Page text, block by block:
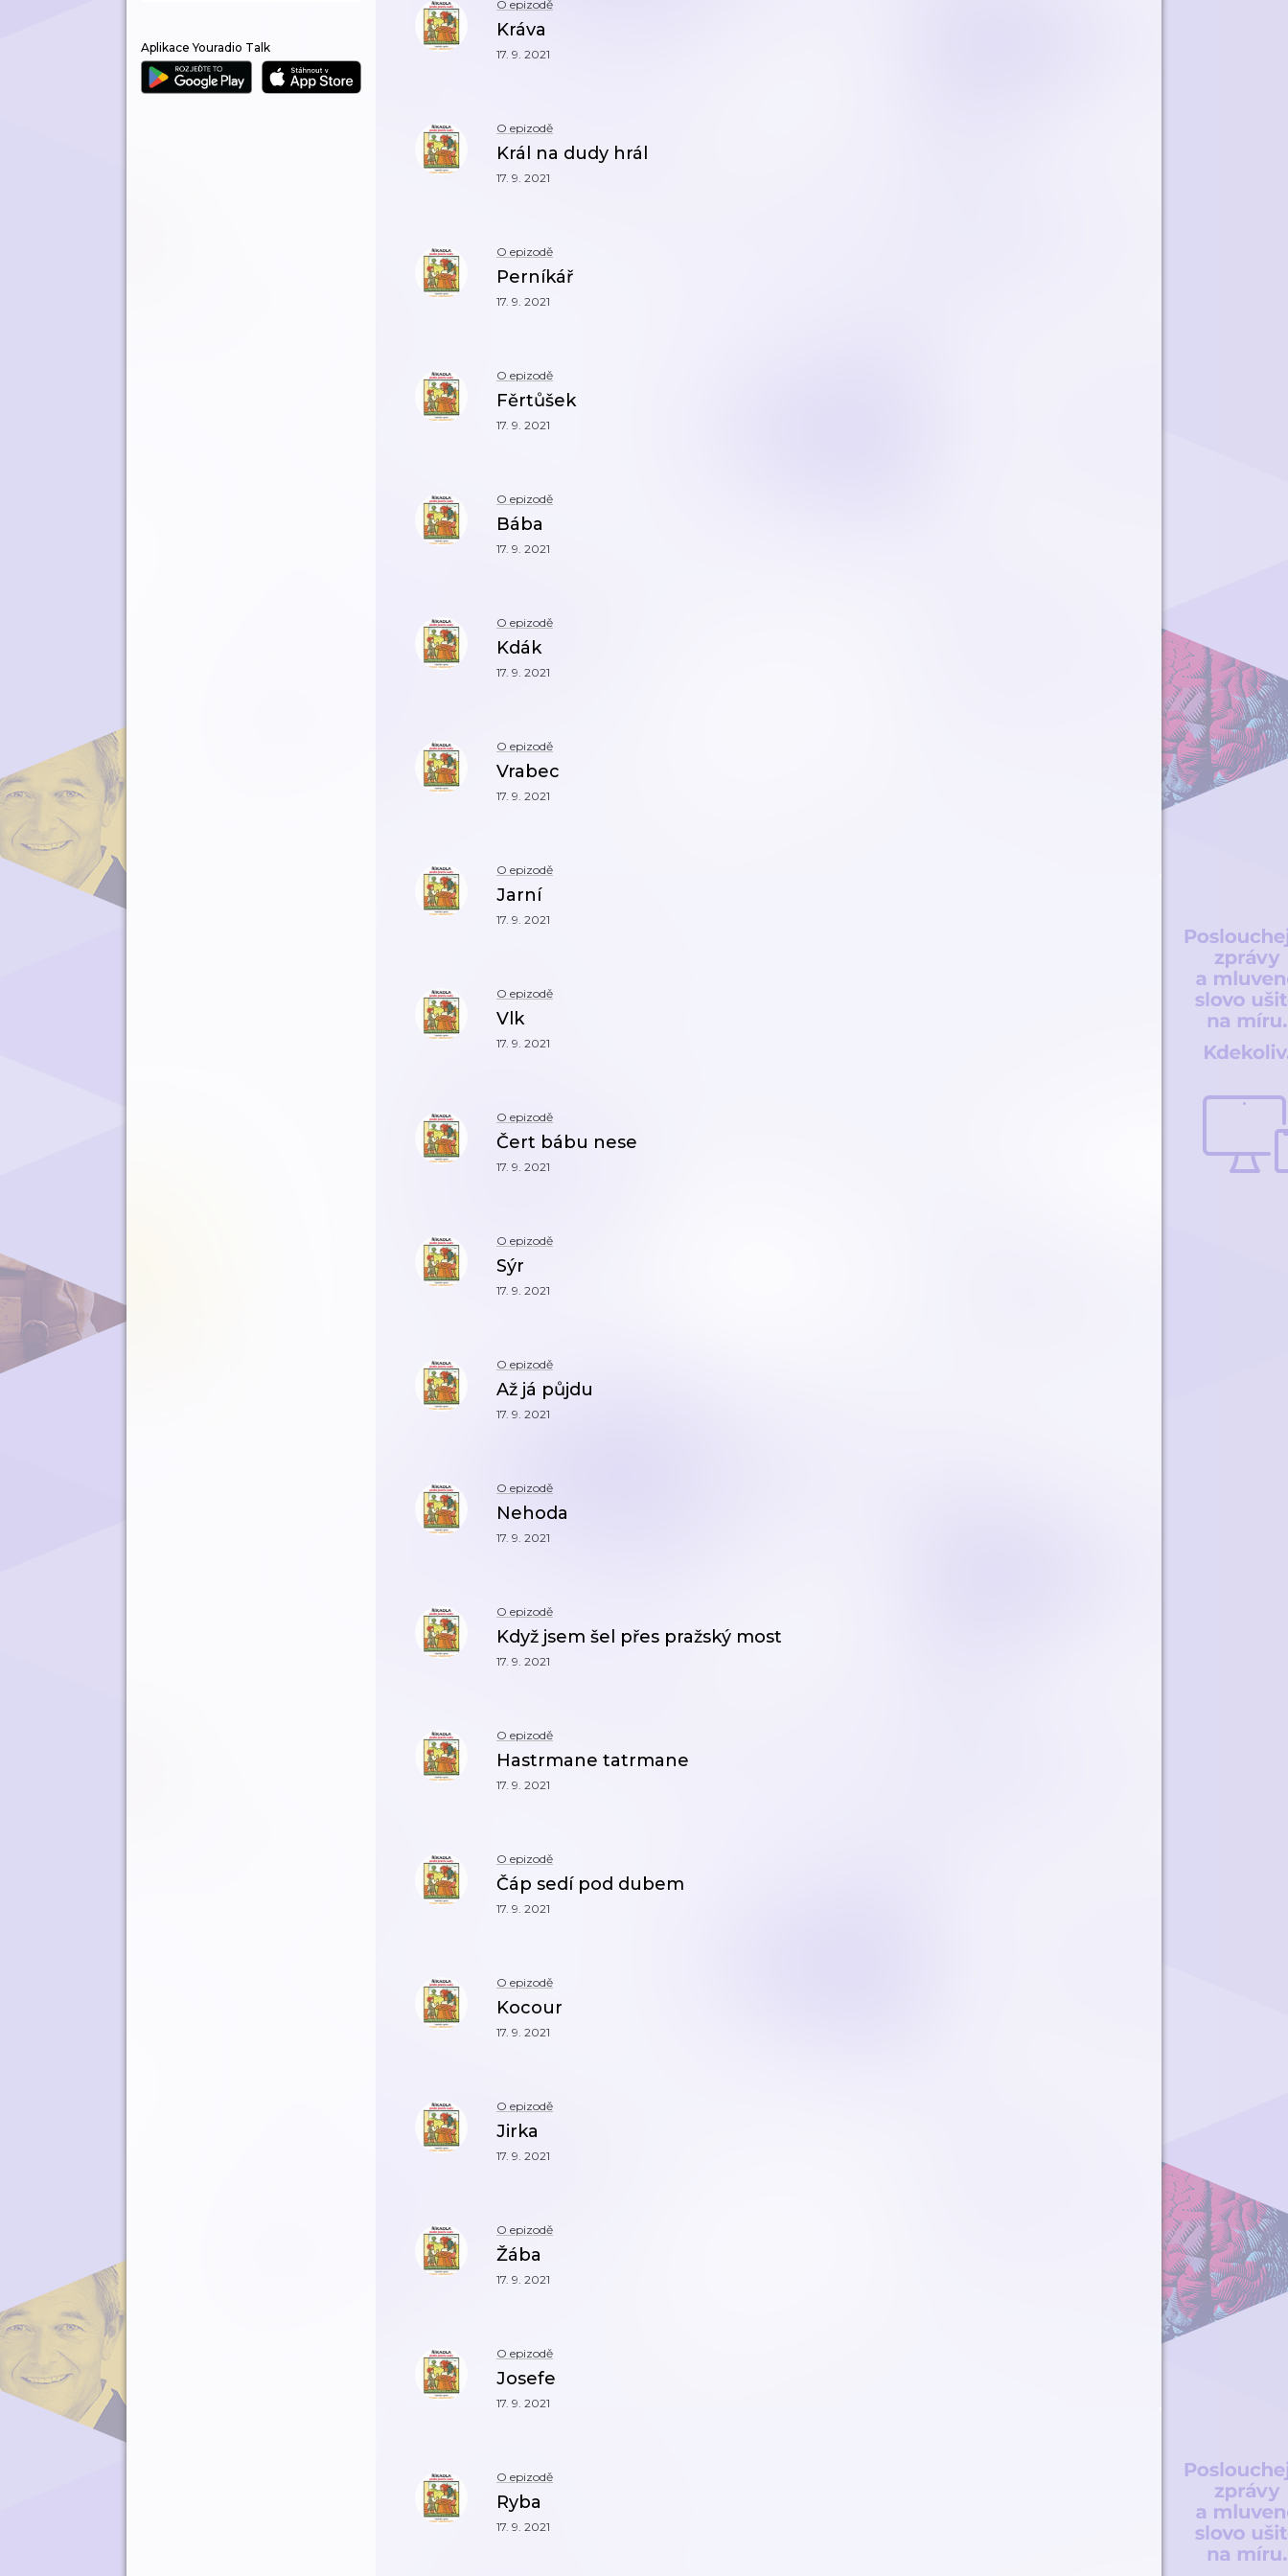
Aplikace Youradio Talk
O epizodě
Kráva
17. 9. 2021
O epizodě
Král na dudy hrál
17. 9. 2021
O epizodě
Perníkář
17. 9. 2021
O epizodě
Fěrtůšek
17. 9. 2021
O epizodě
Bába
17. 9. 2021
O epizodě
Kdák
17. 9. 2021
O epizodě
Vrabec
17. 9. 2021
O epizodě
Jarní
17. 9. 2021
O epizodě
Vlk
17. 9. 2021
O epizodě
Čert bábu nese
17. 9. 2021
O epizodě
Sýr
17. 9. 2021
O epizodě
Až já půjdu
17. 9. 2021
O epizodě
Nehoda
17. 9. 2021
O epizodě
Když jsem šel přes pražský most
17. 9. 2021
O epizodě
Hastrmane tatrmane
17. 9. 2021
O epizodě
Čáp sedí pod dubem
17. 9. 2021
O epizodě
Kocour
17. 9. 2021
O epizodě
Jirka
17. 9. 2021
O epizodě
Žába
17. 9. 2021
O epizodě
Josefe
17. 9. 2021
O epizodě
Ryba
17. 9. 2021